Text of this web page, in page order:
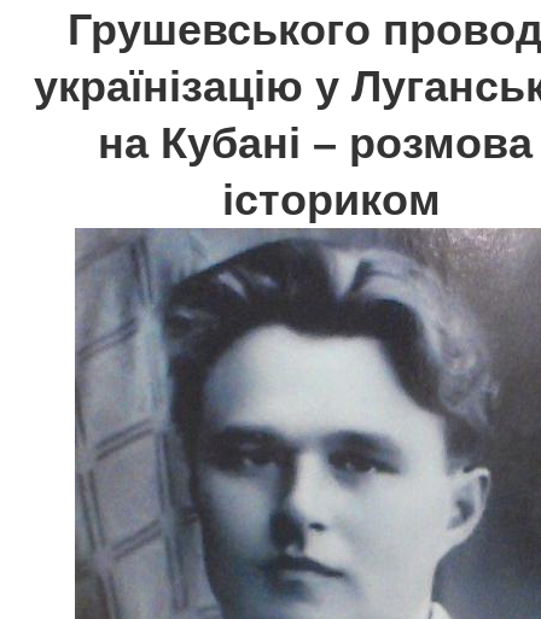
Грушевського
українізацію у
на Кубані – розмова
істориком